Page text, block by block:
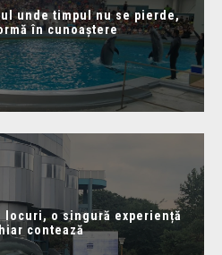
unde timpul nu se pierde,
în cunoaștere
locuri, o singură experiență
contează